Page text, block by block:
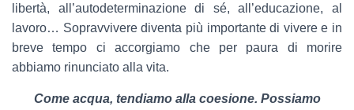
libertà, all’autodeterminazione di sé, all’educazione, al
lavoro… Sopravvivere diventa più importante di vivere e in
breve tempo ci accorgiamo che per paura di morire
abbiamo rinunciato alla vita.
Come acqua, tendiamo alla coesione. Possiamo